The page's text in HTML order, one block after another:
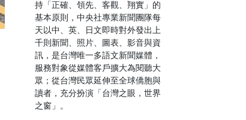
持「正確、領先、客觀、翔實」的
基本原則，中央社專業新聞團隊每
天以中、英、日文即時對外發出上
千則新聞、照片、圖表、影音與資
訊，是台灣唯一多語文新聞媒體，
服務對象從媒體客戶擴大為閱聽大
眾；從台灣民眾延伸至全球僑胞與
讀者，充分扮演「台灣之眼，世界
之窗」。